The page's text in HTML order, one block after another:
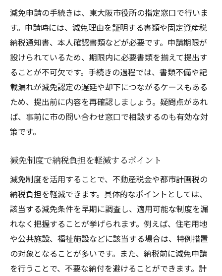
減免申請の手続きは、東大阪市役所の指定窓口で行いま
す。申請時には、減免理由を証明する書類や固定資産税
納税通知書、本人確認書類などが必要です。申請期限が
設けられているため、期限内に必要書類を揃えて提出す
ることが不可欠です。手続きの過程では、書類不備や記
載漏れが減免認定の遅延や却下につながるケースもある
ため、提出前に内容を再確認しましょう。疑問点があれ
ば、事前に市の問い合わせ窓口で相談するのも有効な対
策です。
減免制度で納税負担を軽減するポイント
減免制度を活用することで、不動産税金や都市計画税の
納税負担を軽減できます。具体的なポイントとしては、
該当する減免条件を早期に調査し、適用可能な制度を漏
れなく把握することが挙げられます。例えば、住宅用地
や公共施設、福祉施設などに該当する場合は、特例措置
の対象となることが多いです。また、納税前に減免申請
を行うことで、不要な納付を避けることができます。計